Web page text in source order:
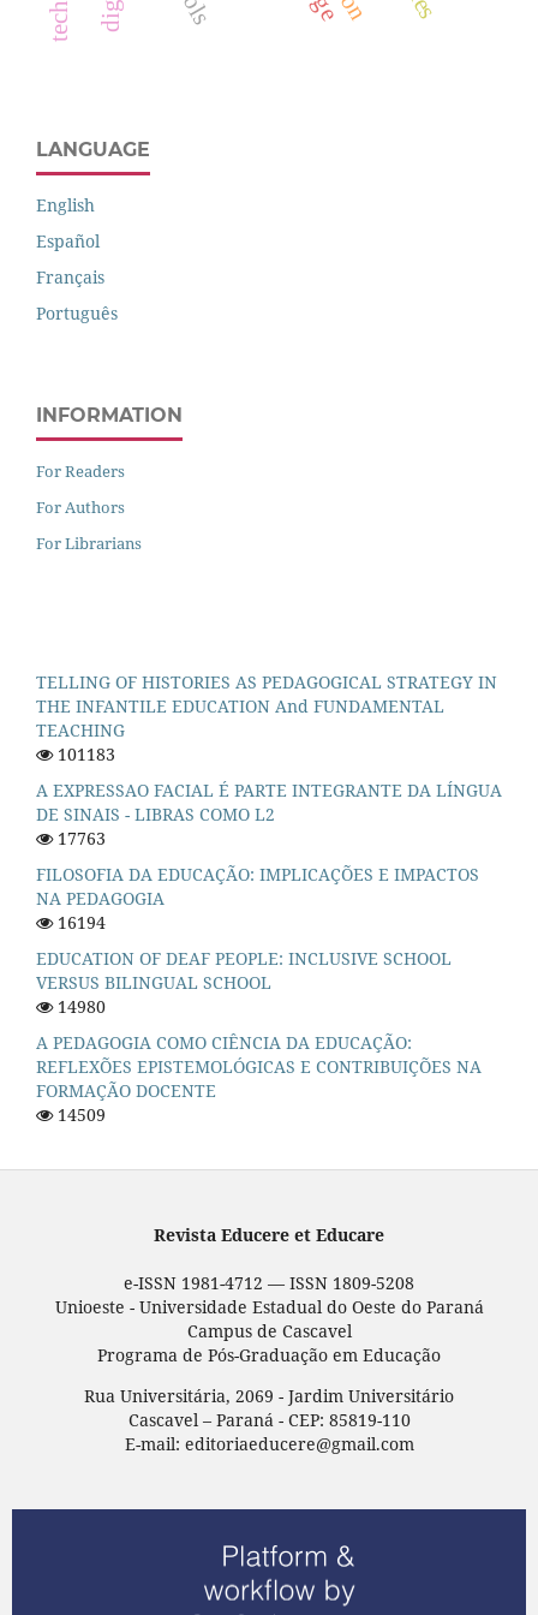
LANGUAGE
English
Español
Français
Português
INFORMATION
For Readers
For Authors
For Librarians
TELLING OF HISTORIES AS PEDAGOGICAL STRATEGY IN
THE INFANTILE EDUCATION And FUNDAMENTAL
TEACHING
101183
A EXPRESSAO FACIAL É PARTE INTEGRANTE DA LÍNGUA
DE SINAIS - LIBRAS COMO L2
17763
FILOSOFIA DA EDUCAÇÃO: IMPLICAÇÕES E IMPACTOS
NA PEDAGOGIA
16194
EDUCATION OF DEAF PEOPLE: INCLUSIVE SCHOOL
VERSUS BILINGUAL SCHOOL
14980
A PEDAGOGIA COMO CIÊNCIA DA EDUCAÇÃO:
REFLEXÕES EPISTEMOLÓGICAS E CONTRIBUIÇÕES NA
FORMAÇÃO DOCENTE
14509
Revista Educere et Educare
e-ISSN 1981-4712 — ISSN 1809-5208
Unioeste - Universidade Estadual do Oeste do Paraná
Campus de Cascavel
Programa de Pós-Graduação em Educação
Rua Universitária, 2069 - Jardim Universitário
Cascavel – Paraná - CEP: 85819-110
E-mail: editoriaeducere@gmail.com